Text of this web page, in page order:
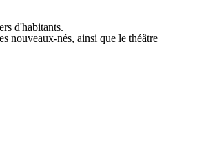
d'habitants.
nouveaux-nés, ainsi que le théâtre